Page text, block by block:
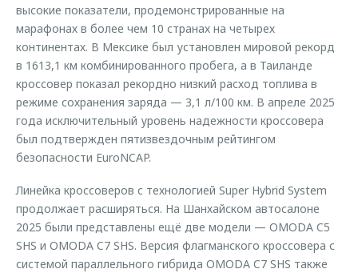
высокие показатели, продемонстрированные на
марафонах в более чем 10 странах на четырех
континентах. В Мексике был установлен мировой рекорд
в 1613,1 км комбинированного пробега, а в Таиланде
кроссовер показал рекордно низкий расход топлива в
режиме сохранения заряда — 3,1 л/100 км. В апреле 2025
года исключительный уровень надежности кроссовера
был подтвержден пятизвездочным рейтингом
безопасности EuroNCAP.
Линейка кроссоверов с технологией Super Hybrid System
продолжает расширяться. На Шанхайском автосалоне
2025 были представлены ещё две модели — OMODA C5
SHS и OMODA C7 SHS. Версия флагманского кроссовера с
системой параллельного гибрида OMODA C7 SHS также